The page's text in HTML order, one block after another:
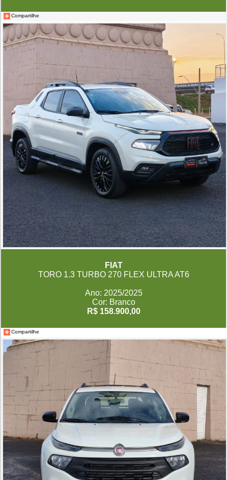
Compartilhe
FIAT
TORO 1.3 TURBO 270 FLEX ULTRA AT6
Ano: 2025/2025
Cor: Branco
R$ 158.900,00
Compartilhe